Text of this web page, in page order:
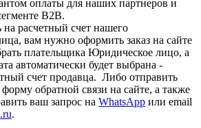
оплаты для наших партнеров и
B2B.
расчетный счет нашего
вам нужно оформить заказ на сайте
плательщика Юридическое лицо, а
автоматически будет выбрана -
счет продавца. Либо отправить
обратной связи на сайте, а также
ваш запрос на WhatsApp или email
.